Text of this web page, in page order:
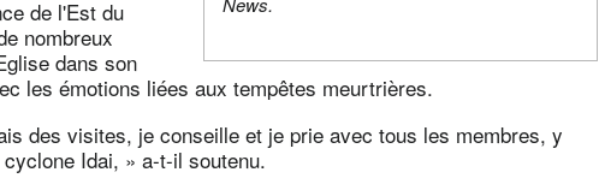
de l'Est du
nombreux
dans son
les émotions liées aux tempêtes meurtrières.
des visites, je conseille et je prie avec tous les membres, y
Idai, » a-t-il soutenu.